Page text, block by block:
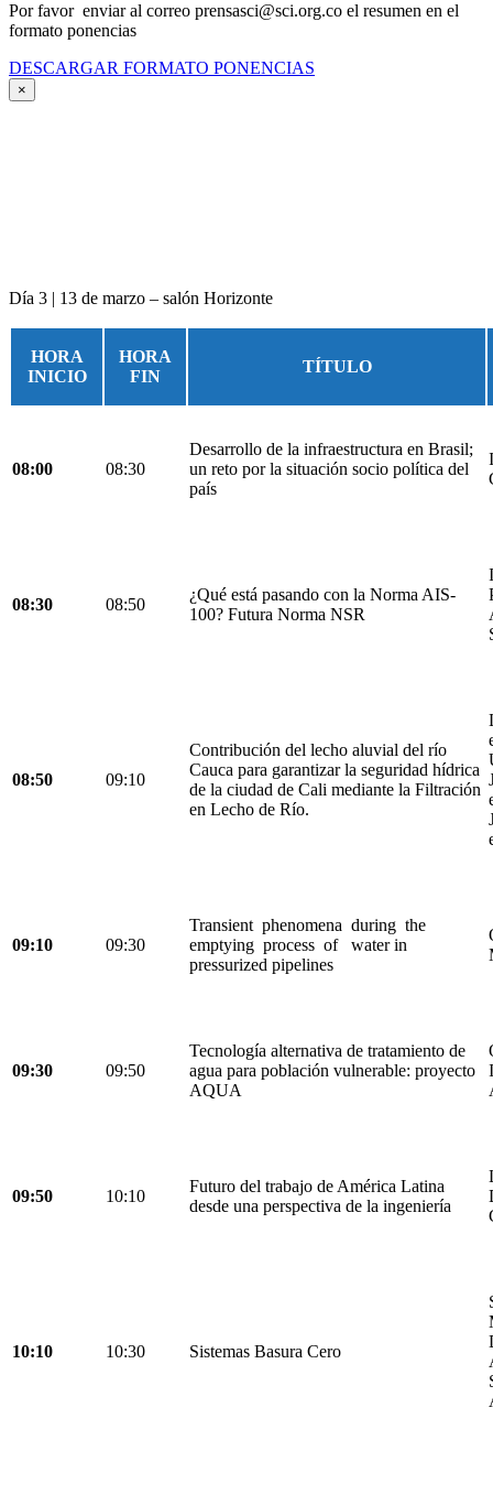
Por favor enviar al correo prensasci@sci.org.co el resumen en el
formato ponencias
DESCARGAR FORMATO PONENCIAS
×
Día 3 | 13 de marzo – salón Horizonte
HORA
INICIO
HORA
FIN
TÍTULO
08:00 08:30
Desarrollo de la infraestructura en Brasil;
un reto por la situación socio política del
país
08:30 08:50
¿Qué está pasando con la Norma AIS-
100? Futura Norma NSR
08:50 09:10
Contribución del lecho aluvial del río
Cauca para garantizar la seguridad hídrica
de la ciudad de Cali mediante la Filtración
en Lecho de Río.
09:10 09:30
Transient phenomena during the
emptying process of water in
pressurized pipelines
09:30 09:50
Tecnología alternativa de tratamiento de
agua para población vulnerable: proyecto
AQUA
09:50 10:10
Futuro del trabajo de América Latina
desde una perspectiva de la ingeniería
10:10 10:30 Sistemas Basura Cero